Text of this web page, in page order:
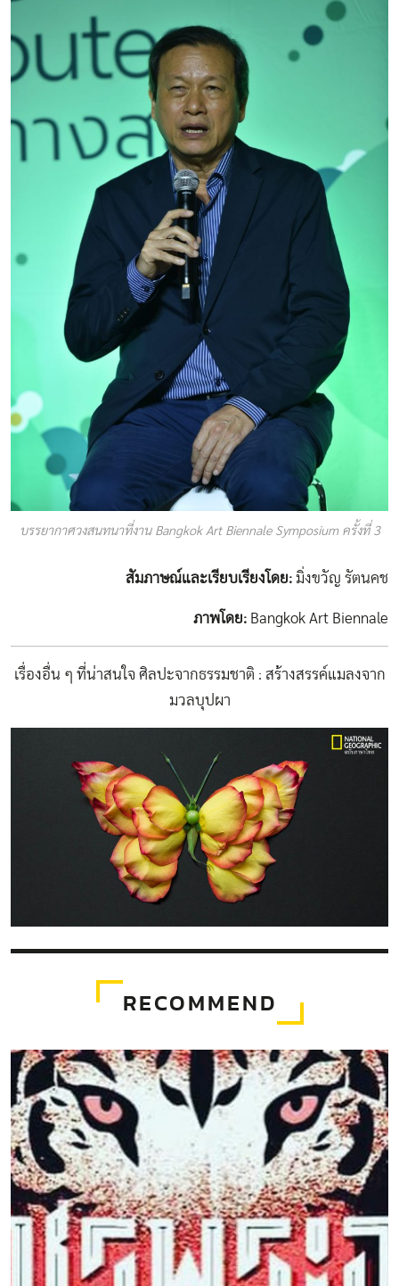
บรรยากาศวงสนทนาที่งาน Bangkok Art Biennale Symposium ครั้งที่ 3
สัมภาษณ์และเรียบเรียงโดย: มิ่งขวัญ รัตนคช
ภาพโดย: Bangkok Art Biennale
เรื่องอื่น ๆ ที่น่าสนใจ ศิลปะจากธรรมชาติ : สร้างสรรค์แมลงจาก
มวลบุปผา
RECOMMEND